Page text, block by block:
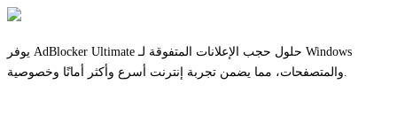
يوفر AdBlocker Ultimate حلول حجب الإعلانات المتفوقة لـ Windows
والمتصفحات، مما يضمن تجربة إنترنت أسرع وأكثر أمانًا وخصوصية.